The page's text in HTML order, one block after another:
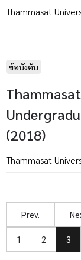
Thammasat
ข้อบังคับ
(2018)
Thammasat
Prev.
1 2 3